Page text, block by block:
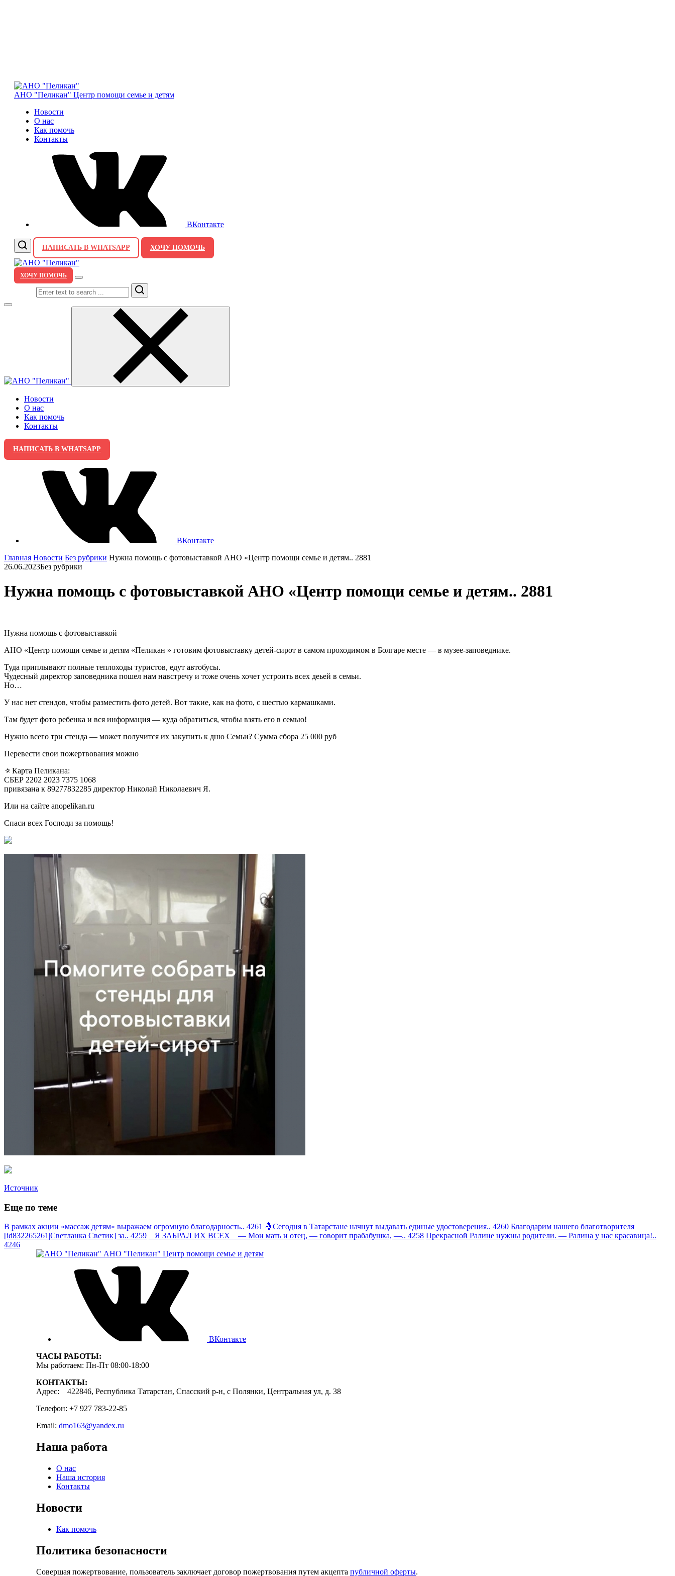
АНО "Пеликан" Центр помощи семье и детям
Новости
О нас
Как помочь
Контакты
ВКонтакте
НАПИСАТЬ В WHATSAPP ХОЧУ ПОМОЧЬ
ХОЧУ ПОМОЧЬ
Search
Новости
О нас
Как помочь
Контакты
НАПИСАТЬ В WHATSAPP
ВКонтакте
Главная Новости Без рубрики Нужна помощь с фотовыставкой АНО «Центр помощи семье и детям.. 2881
26.06.2023Без рубрики
Нужна помощь с фотовыставкой АНО «Центр помощи семье и детям.. 2881
Нужна помощь с фотовыставкой
АНО «Центр помощи семье и детям «Пеликан » готовим фотовыставку детей-сирот в самом проходимом в Болгаре месте — в музее-заповеднике.
Туда приплывают полные теплоходы туристов, едут автобусы.
Чудесный директор заповедника пошел нам навстречу и тоже очень хочет устроить всех деьей в семьи.
Но…
У нас нет стендов, чтобы разместить фото детей. Вот такие, как на фото, с шестью кармашками.
Там будет фото ребенка и вся информация — куда обратиться, чтобы взять его в семью!
Нужно всего три стенда — может получится их закупить к дню Семьи? Сумма сбора 25 000 руб
Перевести свои пожертвования можно
🔅Карта Пеликана:
СБЕР 2202 2023 7375 1068
привязана к 89277832285 директор Николай Николаевич Я.
Или на сайте anopelikan.ru
Спаси всех Господи за помощь!
Источник
Еще по теме
В рамках акции «массаж детям» выражаем огромную благодарность.. 4261 🤱Сегодня в Татарстане начнут выдавать единые удостоверения.. 4260 Благодарим нашего благотворителя
[id832265261|Светланка Светик] за.. 4259
Я ЗАБРАЛ ИХ ВСЕХ — Мои мать и отец, — говорит прабабушка, —.. 4258 Прекрасной Ралине нужны родители. — Ралина у нас красавица!..
4246
АНО "Пеликан" Центр помощи семье и детям
ВКонтакте
ЧАСЫ РАБОТЫ:
Мы работаем: Пн-Пт 08:00-18:00
КОНТАКТЫ:
Адрес: 422846, Республика Татарстан, Спасский р-н, с Полянки, Центральная ул, д. 38
Телефон: +7 927 783-22-85
Email: dmo163@yandex.ru
Наша работа
О нас
Наша история
Контакты
Новости
Как помочь
Политика безопасности
Совершая пожертвование, пользователь заключает договор пожертвования путем акцепта публичной оферты.